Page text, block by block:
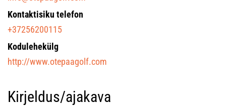
Kontaktisiku telefon
+37256200115
Kodulehekülg
http://www.otepaagolf.com
Kirjeldus/ajakava